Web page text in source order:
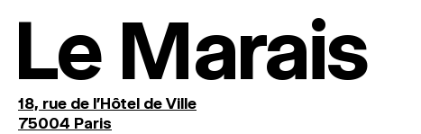
Le Marais
18, rue de l'Hôtel de Ville
75004 Paris